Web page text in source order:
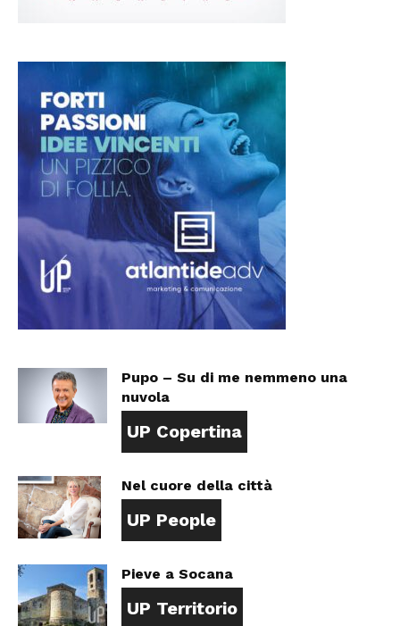
Pupo – Su di me nemmeno una
nuvola
UP Copertina
Nel cuore della città
UP People
Pieve a Socana
UP Territorio